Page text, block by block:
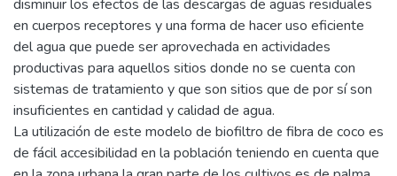
disminuir los efectos de las descargas de aguas residuales
en cuerpos receptores y una forma de hacer uso eficiente
del agua que puede ser aprovechada en actividades
productivas para aquellos sitios donde no se cuenta con
sistemas de tratamiento y que son sitios que de por sí son
insuficientes en cantidad y calidad de agua.
La utilización de este modelo de biofiltro de fibra de coco es
de fácil accesibilidad en la población teniendo en cuenta que